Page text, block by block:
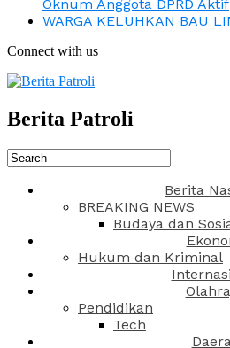
Oknum Anggota DPRD Aktif
WARGA KELUHKAN BAU
Connect with us
Berita Patroli
Berita
BREAKING NEWS
Budaya dan
Hukum dan Kriminal
Pendidikan
Tech